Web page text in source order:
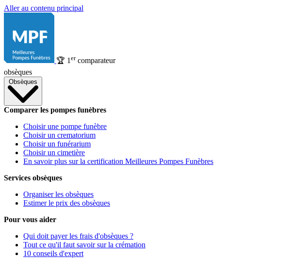
Aller au contenu principal
🏆 1 ercomparateur
obsèques
Obsèques
Comparer les pompes funèbres
Choisir une pompe funèbre
Choisir un crematorium
Choisir un funérarium
Choisir un cimetière
En savoir plus sur la certification Meilleures Pompes Funèbres
Services obsèques
Organiser les obsèques
Estimer le prix des obsèques
Pour vous aider
Qui doit payer les frais d'obsèques ?
Tout ce qu'il faut savoir sur la crémation
10 conseils d'expert